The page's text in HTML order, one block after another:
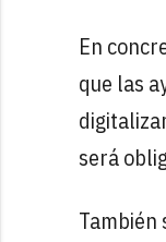
En
que las
será
También